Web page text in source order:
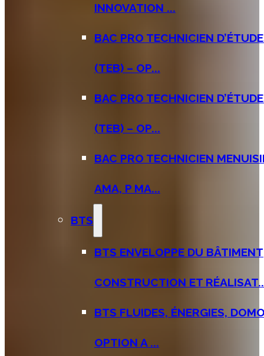
INNOVATION ...
BAC PRO TECHNICIEN
(TEB) – OP...
BAC PRO TECHNICIEN
(TEB) – OP...
BAC PRO TECHNICIEN
AMA, P MA...
BTS
BTS ENVELOPPE DU BÂTIMENT
CONSTRUCTION ET
BTS FLUIDES, ÉNERGIES,
OPTION A ...